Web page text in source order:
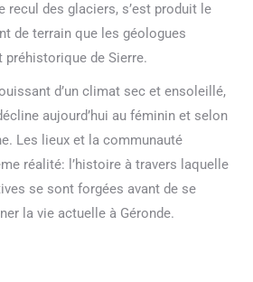
recul des glaciers, s’est produit le
de terrain que les géologues
préhistorique de Sierre.
d’un climat sec et ensoleillé,
aujourd’hui au féminin et selon
Les lieux et la communauté
réalité: l’histoire à travers laquelle
se sont forgées avant de se
la vie actuelle à Géronde.